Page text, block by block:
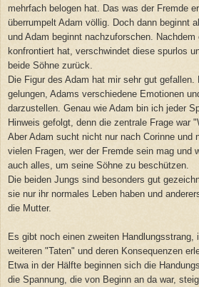
mehrfach belogen hat. Das was der Fremde
überrumpelt Adam völlig. Doch dann beginnt
und Adam beginnt nachzuforschen. Nachdem
konfrontiert hat, verschwindet diese spurlos
beide Söhne zurück.
Die Figur des Adam hat mir sehr gut
gelungen, Adams verschiedene Emotionen
darzustellen. Genau wie Adam bin ich jeder
Hinweis gefolgt, denn die zentrale Frage war
Aber Adam sucht nicht nur nach Corinne und
vielen Fragen, wer der Fremde sein mag und
auch alles, um seine Söhne zu beschützen.
Die beiden Jungs sind besonders gut
sie nur ihr normales Leben haben und
die Mutter.
Es gibt noch einen zweiten Handlungsstrang,
weiteren "Taten" und deren Konsequenzen
Etwa in der Hälfte beginnen sich die
die Spannung, die von Beginn an da war,